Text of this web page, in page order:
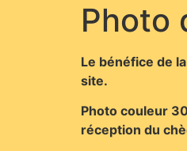
Photo
Le bénéfice de
site.
Photo couleur
réception du